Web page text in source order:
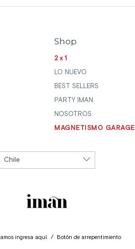
Shop
2x1
LO NUEVO
BEST SELLERS
PARTY IMAN
NOSOTROS
MAGNETISMO GARAGE
ingresa aquí. / Botón de arrepentimiento